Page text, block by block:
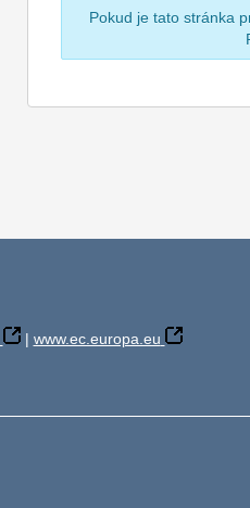
Pokud je tato stránka
| www.ec.europa.eu